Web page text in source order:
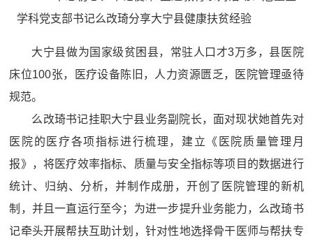
大宁县做为国家级贫困县，常驻人口才3万多，县医院
床位100张，医疗设备陈旧，人力资源匮乏，医院管理亟待
规范。
么改琦书记挂职大宁县业务副院长，面对现状她首先对
医院的医疗各项指标进行梳理，建立《医院质量管理月
报》，将医疗效率指标、质量与安全指标等项目的数据进行
统计、归纳、分析，并制作成册，开创了医院管理的新机
制，并且一直运行至今；为进一步提升业务能力，么改琦书
记牵头开展帮扶互助计划，针对性地选择骨干医师与帮扶专